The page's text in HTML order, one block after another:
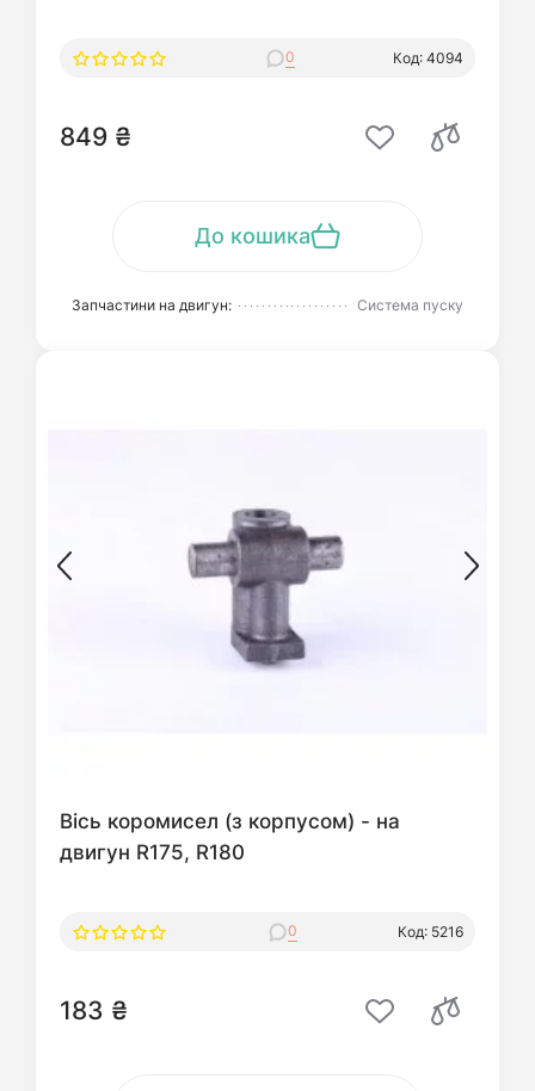
0 Код: 4094
849 ₴
До кошика
Запчастини на двигун: Система пуску
Вісь коромисел (з корпусом) - на
двигун R175, R180
0 Код: 5216
183 ₴